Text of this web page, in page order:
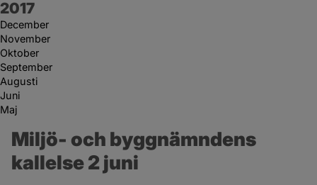
År:
2017
December
November
Oktober
September
Augusti
Juni
Maj
Miljö- och byggnämndens
kallelse 2 juni